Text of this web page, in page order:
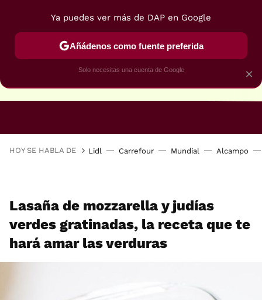
HOY SE HABLA DE Lidl Carrefour Mundial Alcampo
Lasaña de mozzarella y judías
verdes gratinadas, la receta que te
hará amar las verduras
×
Ya puedes ver más de DAP en Google
Añádenos como fuente preferida
Solo necesitas una cuenta de Google